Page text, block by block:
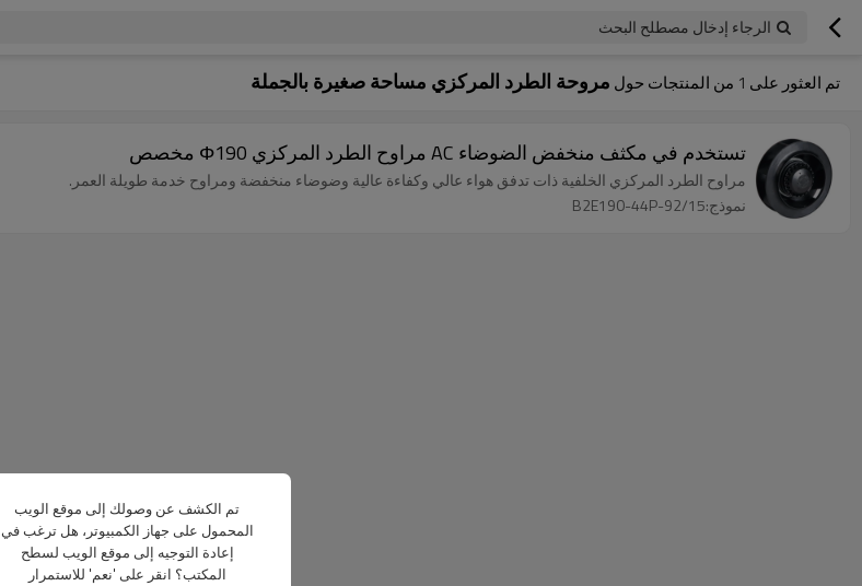
الرجاء إدخال مصطلح البحث
تم العثور على 1 من المنتجات حول مروحة الطرد المركزي مساحة صغيرة بالجملة
تستخدم في مكثف منخفض الضوضاء AC مراوح الطرد المركزي Φ190 مخصص
مراوح الطرد المركزي الخلفية ذات تدفق هواء عالي وكفاءة عالية وضوضاء منخفضة ومراوح خدمة طويلة العمر.
نموذج:B2E190-44P-92/15
تم الكشف عن وصولك إلى موقع الويب
المحمول على جهاز الكمبيوتر، هل ترغب في
إعادة التوجيه إلى موقع الويب لسطح
المكتب؟ انقر على 'نعم' للاستمرار